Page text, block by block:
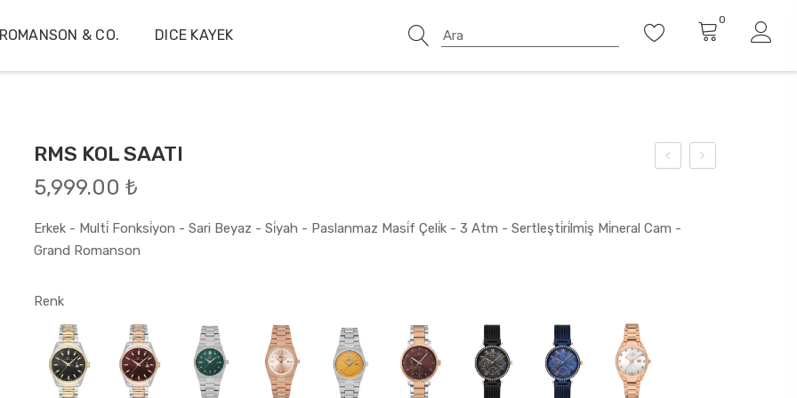
& CO. DICE KAYEK
0
RMS KOL SAATI
5,999.00 ₺
Erkek - Multi̇ Fonksi̇yon - Sari Beyaz - Si̇yah - Paslanmaz Masi̇f Çeli̇k - 3 Atm - Sertleşti̇ri̇lmi̇ş Mi̇neral Cam -
Grand Romanson
Renk